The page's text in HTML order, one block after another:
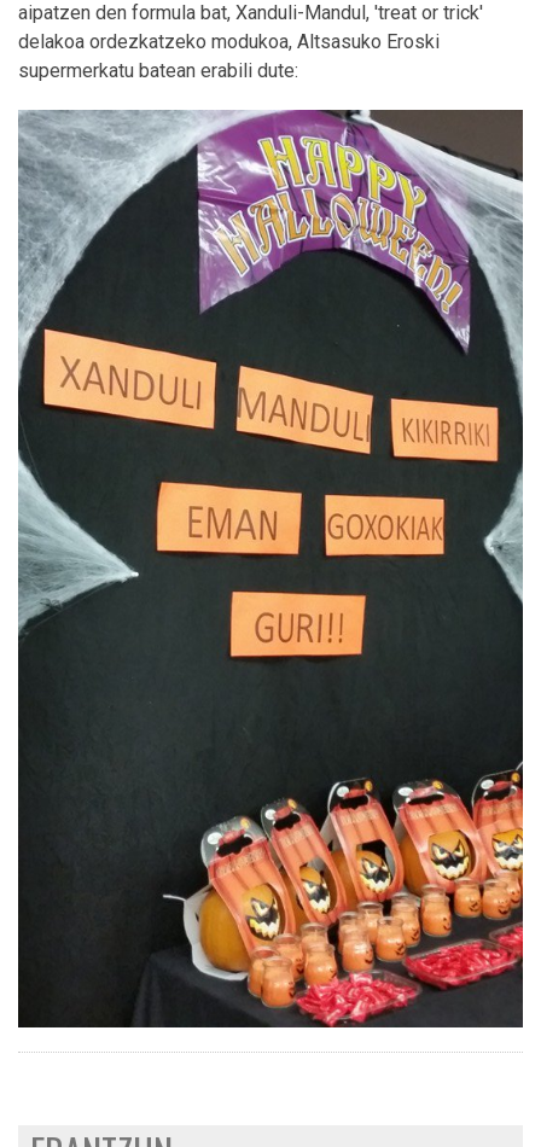
aipatzen den formula bat, Xanduli-Mandul, 'treat or trick'
delakoa ordezkatzeko modukoa, Altsasuko Eroski
supermerkatu batean erabili dute: